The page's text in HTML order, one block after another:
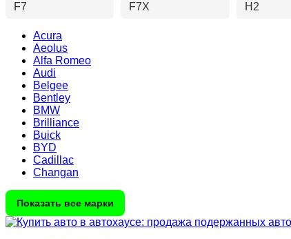
F7
F7X H2
Acura
Aeolus
Alfa Romeo
Audi
Belgee
Bentley
BMW
Brilliance
Buick
BYD
Cadillac
Changan
Показать все марки